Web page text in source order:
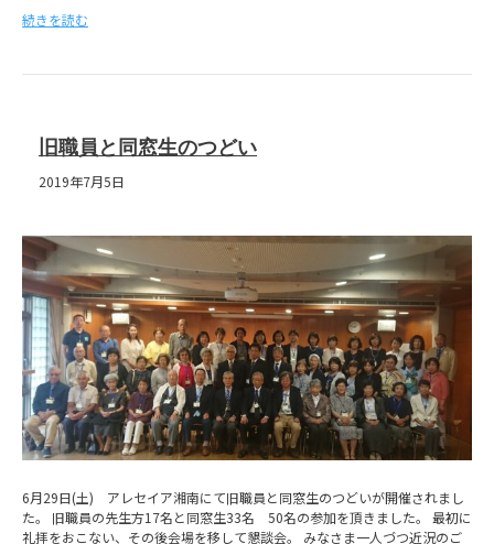
続きを読む
旧職員と同窓生のつどい
2019年7月5日
6月29日(土) アレセイア湘南にて旧職員と同窓生のつどいが開催されまし
た。 旧職員の先生方17名と同窓生33名 50名の参加を頂きました。 最初に
礼拝をおこない、その後会場を移して懇談会。 みなさま一人づつ近況のご